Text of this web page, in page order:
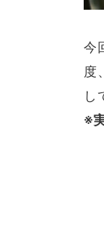
今
度
し
※